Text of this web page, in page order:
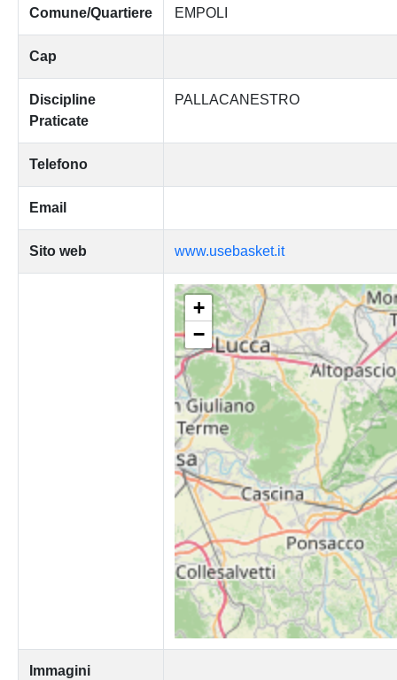
Comune/Quartiere EMPOLI
Cap
Discipline
Praticate
PALLACANESTRO
Telefono
Email
Sito web www.usebasket.it
+
−
Immagini